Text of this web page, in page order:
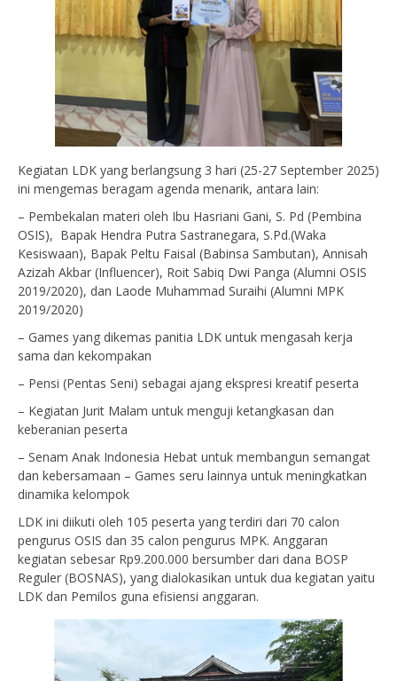
Kegiatan LDK yang berlangsung 3 hari (25-27 September 2025)
ini mengemas beragam agenda menarik, antara lain:
– Pembekalan materi oleh Ibu Hasriani Gani, S. Pd (Pembina
OSIS), Bapak Hendra Putra Sastranegara, S.Pd.(Waka
Kesiswaan), Bapak Peltu Faisal (Babinsa Sambutan), Annisah
Azizah Akbar (Influencer), Roit Sabiq Dwi Panga (Alumni OSIS
2019/2020), dan Laode Muhammad Suraihi (Alumni MPK
2019/2020)
– Games yang dikemas panitia LDK untuk mengasah kerja
sama dan kekompakan
– Pensi (Pentas Seni) sebagai ajang ekspresi kreatif peserta
– Kegiatan Jurit Malam untuk menguji ketangkasan dan
keberanian peserta
– Senam Anak Indonesia Hebat untuk membangun semangat
dan kebersamaan – Games seru lainnya untuk meningkatkan
dinamika kelompok
LDK ini diikuti oleh 105 peserta yang terdiri dari 70 calon
pengurus OSIS dan 35 calon pengurus MPK. Anggaran
kegiatan sebesar Rp9.200.000 bersumber dari dana BOSP
Reguler (BOSNAS), yang dialokasikan untuk dua kegiatan yaitu
LDK dan Pemilos guna efisiensi anggaran.